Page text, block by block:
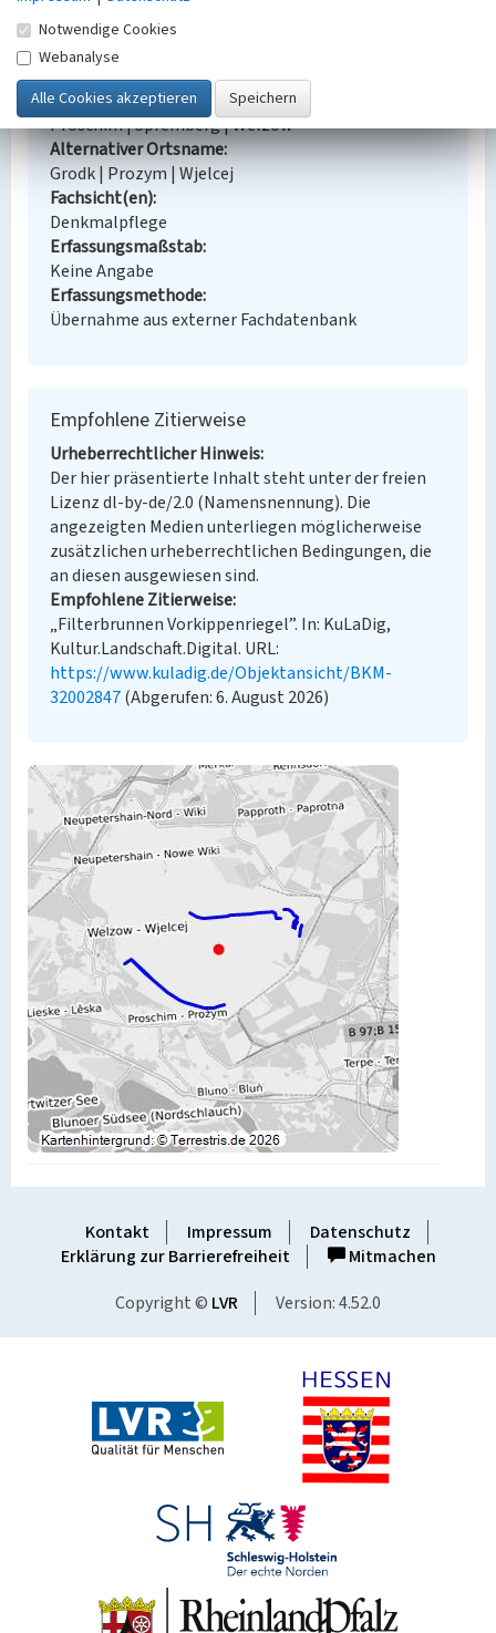
Filterbrunnen Vorkippenriegel
Schlagwörter
Brunnen
Ort
Proschim | Spremberg | Welzow
Alternativer Ortsname
Grodk | Prozym | Wjelcej
Fachsicht(en)
Denkmalpflege
Erfassungsmaßstab
Keine Angabe
Erfassungsmethode
Übernahme aus externer Fachdatenbank
Empfohlene Zitierweise
Urheberrechtlicher Hinweis
Der hier präsentierte Inhalt steht unter der freien
Lizenz dl-by-de/2.0 (Namensnennung). Die
angezeigten Medien unterliegen möglicherweise
zusätzlichen urheberrechtlichen Bedingungen, die
an diesen ausgewiesen sind.
Empfohlene Zitierweise
„Filterbrunnen Vorkippenriegel”. In: KuLaDig,
Kultur.Landschaft.Digital. URL:
https://www.kuladig.de/Objektansicht/BKM-
32002847(Abgerufen: 6. August 2026)
Kontakt Impressum
Datenschutz
Erklärung zur Barrierefreiheit
Mitmachen
Copyright © LVR Version: 4.52.0
Notwendige Cookies
Webanalyse